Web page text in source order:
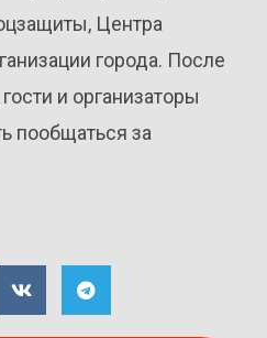
Центра
города. После
и организаторы
пообщаться за